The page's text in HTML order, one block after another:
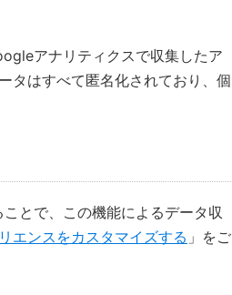
アナリティクスで収集したア
タはすべて匿名化されており、個
とで、この機能によるデータ収
エンスをカスタマイズする 」をご